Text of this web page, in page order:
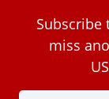
Subscribe
miss